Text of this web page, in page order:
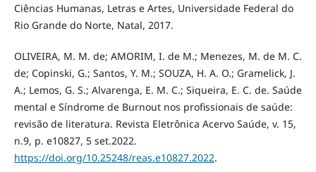
Ciências Humanas, Letras e Artes, Universidade Federal do
Rio Grande do Norte, Natal, 2017.
OLIVEIRA, M. M. de; AMORIM, I. de M.; Menezes, M. de M. C.
de; Copinski, G.; Santos, Y. M.; SOUZA, H. A. O.; Gramelick, J.
A.; Lemos, G. S.; Alvarenga, E. M. C.; Siqueira, E. C. de. Saúde
mental e Síndrome de Burnout nos profissionais de saúde:
revisão de literatura. Revista Eletrônica Acervo Saúde, v. 15,
n.9, p. e10827, 5 set.2022.
https://doi.org/10.25248/reas.e10827.2022.